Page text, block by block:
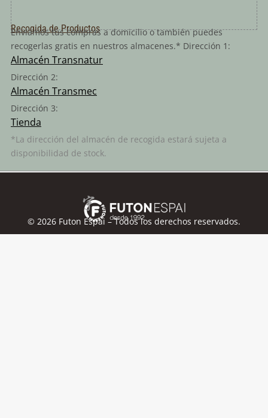
Recogida de Productos
Enviamos tus compras a domicilio o también puedes
recogerlas gratis en nuestros almacenes.* Dirección 1:
Almacén Transnatur
Dirección 2:
Almacén Transmec
Dirección 3:
Tienda
*La dirección del almacén de recogida estará sujeta a
disponibilidad de stock.
© 2026 Futon Espai – Todos los derechos reservados.